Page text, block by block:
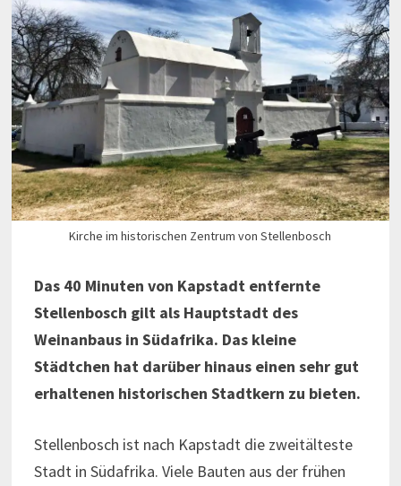
Kirche im historischen Zentrum von Stellenbosch
Das 40 Minuten von Kapstadt entfernte
Stellenbosch gilt als Hauptstadt des
Weinanbaus in Südafrika. Das kleine
Städtchen hat darüber hinaus einen sehr gut
erhaltenen historischen Stadtkern zu bieten.
Stellenbosch ist nach Kapstadt die zweitälteste
Stadt in Südafrika. Viele Bauten aus der frühen